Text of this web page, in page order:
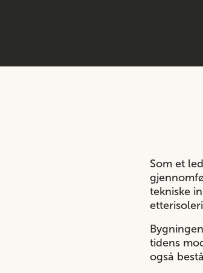
Som et
tekniske
tidens
også